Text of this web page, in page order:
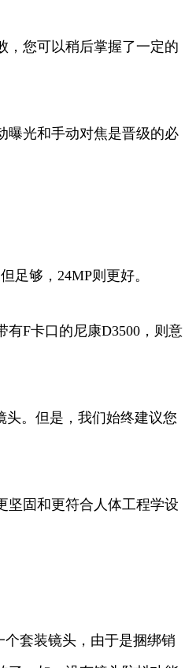
，您可以稍后掌握了一定的
曝光和手动对焦是晋级的必
足够，24MP则更好。
F卡口的尼康D3500，则意
头。但是，我们始终建议您
坚固和更符合人体工程学设
套装镜头，由于是捆绑销